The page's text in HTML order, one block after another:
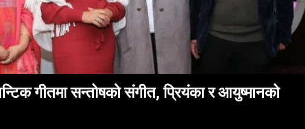
गीतमा सन्तोषको संगीत, प्रियंका र आयुष्मानको